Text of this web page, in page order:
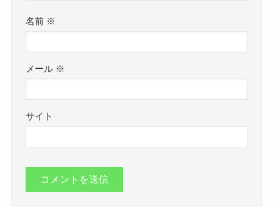
名前 ※
メール ※
サイト